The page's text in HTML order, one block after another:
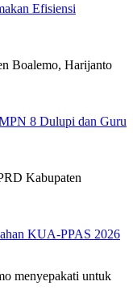
Efisiensi
Boalemo, Harijanto
8 Dulupi dan Guru
Kabupaten
KUA-PPAS 2026
menyepakati untuk